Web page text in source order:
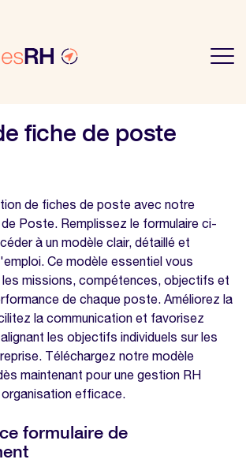
fiche de poste
de fiches de poste avec notre
Poste. Remplissez le formulaire ci-
à un modèle clair, détaillé et
Ce modèle essentiel vous
les missions, compétences, objectifs et
de chaque poste. Améliorez la
la communication et favorisez
les objectifs individuels sur les
Téléchargez notre modèle
maintenant pour une gestion RH
efficace.
formulaire de